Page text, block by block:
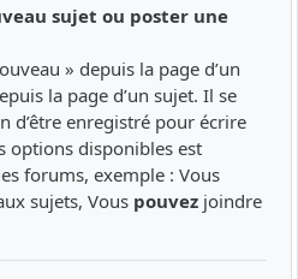
sujet ou poster une
» depuis la page d’un
la page d’un sujet. Il se
d’être enregistré pour écrire
options disponibles est
forums, exemple : Vous
sujets, Vous pouvez joindre